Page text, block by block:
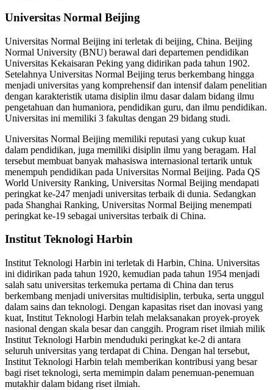
Universitas Normal Beijing
Universitas Normal Beijing ini terletak di beijing, China. Beijing
Normal University (BNU) berawal dari departemen pendidikan
Universitas Kekaisaran Peking yang didirikan pada tahun 1902.
Setelahnya Universitas Normal Beijing terus berkembang hingga
menjadi universitas yang komprehensif dan intensif dalam penelitian
dengan karakteristik utama disiplin ilmu dasar dalam bidang ilmu
pengetahuan dan humaniora, pendidikan guru, dan ilmu pendidikan.
Universitas ini memiliki 3 fakultas dengan 29 bidang studi.
Universitas Normal Beijing memiliki reputasi yang cukup kuat
dalam pendidikan, juga memiliki disiplin ilmu yang beragam. Hal
tersebut membuat banyak mahasiswa internasional tertarik untuk
menempuh pendidikan pada Universitas Normal Beijing. Pada QS
World University Ranking, Universitas Normal Beijing mendapati
peringkat ke-247 menjadi universitas terbaik di dunia. Sedangkan
pada Shanghai Ranking, Universitas Normal Beijing menempati
peringkat ke-19 sebagai universitas terbaik di China.
Institut Teknologi Harbin
Institut Teknologi Harbin ini terletak di Harbin, China. Universitas
ini didirikan pada tahun 1920, kemudian pada tahun 1954 menjadi
salah satu universitas terkemuka pertama di China dan terus
berkembang menjadi universitas multidisiplin, terbuka, serta unggul
dalam sains dan teknologi. Dengan kapasitas riset dan inovasi yang
kuat, Institut Teknologi Harbin telah melaksanakan proyek-proyek
nasional dengan skala besar dan canggih. Program riset ilmiah milik
Institut Teknologi Harbin menduduki peringkat ke-2 di antara
seluruh universitas yang terdapat di China. Dengan hal tersebut,
Institut Teknologi Harbin telah memberikan kontribusi yang besar
bagi riset teknologi, serta memimpin dalam penemuan-penemuan
mutakhir dalam bidang riset ilmiah.